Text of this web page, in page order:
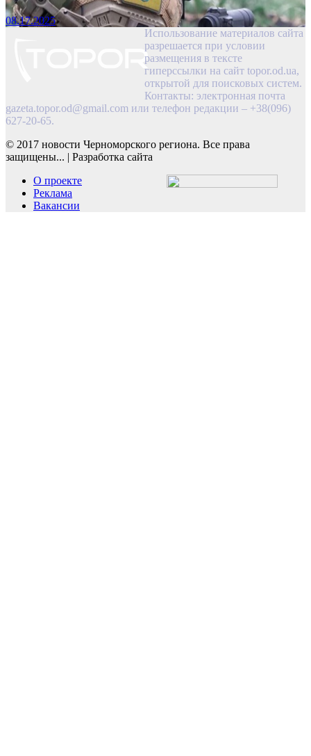
08.17.2025
Использование материалов сайта
разрешается при условии
размещения в тексте
гиперссылки на сайт topor.od.ua,
открытой для поисковых систем.
Контакты: электронная почта
gazeta.topor.od@gmail.com или телефон редакции – +38(096)
627-20-65.
© 2017 новости Черноморского региона. Все права
защищены... | Разработка сайта
О проекте
Реклама
Вакансии